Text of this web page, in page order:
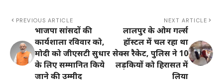
PREVIOUS ARTICLE
भाजपा सांसदों की
कार्यशाला रविवार को,
मोदी को जीएसटी सुधार
के लिए सम्मानित किये
जाने की उम्मीद
NEXT ARTICLE
लालपुर के ओम गर्ल्स
हॉस्टल में चल रहा था
सेक्स रैकेट, पुलिस ने 10
लड़कियों को हिरासत में
लिया